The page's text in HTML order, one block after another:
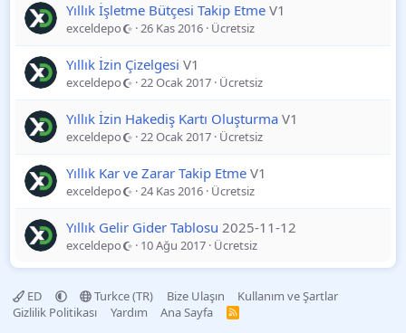
Yıllık İşletme Bütçesi Takip Etme V1
exceldepo 26 Kas 2016 Ücretsiz
Yıllık İzin Çizelgesi V1
exceldepo 22 Ocak 2017 Ücretsiz
Yıllık İzin Hakediş Kartı Oluşturma V1
exceldepo 22 Ocak 2017 Ücretsiz
Yıllık Kar ve Zarar Takip Etme V1
exceldepo 24 Kas 2016 Ücretsiz
Yıllık Gelir Gider Tablosu 2025-11-12
exceldepo 10 Ağu 2017 Ücretsiz
ED Turkce (TR) Bize Ulaşın
Kullanım ve Şartlar
Gizlilik Politikası
Yardım Ana Sayfa
R